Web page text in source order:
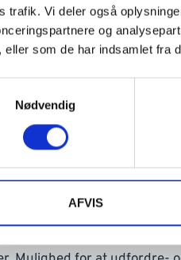
trafik. Vi deler også
og
eller som de har indsamlet fra
Nødvendig
AFVIS
og mod på at have tæt
god til at følge projekter
såsom varme,
for faglig og personlig
vi har en uhøjtidelig